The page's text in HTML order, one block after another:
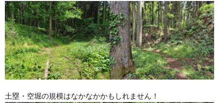
土塁・空堀の規模はなかなかかもしれません！